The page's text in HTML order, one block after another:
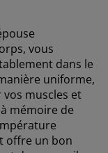
vous
dans le
uniforme,
muscles et
mémoire de
offre un bon